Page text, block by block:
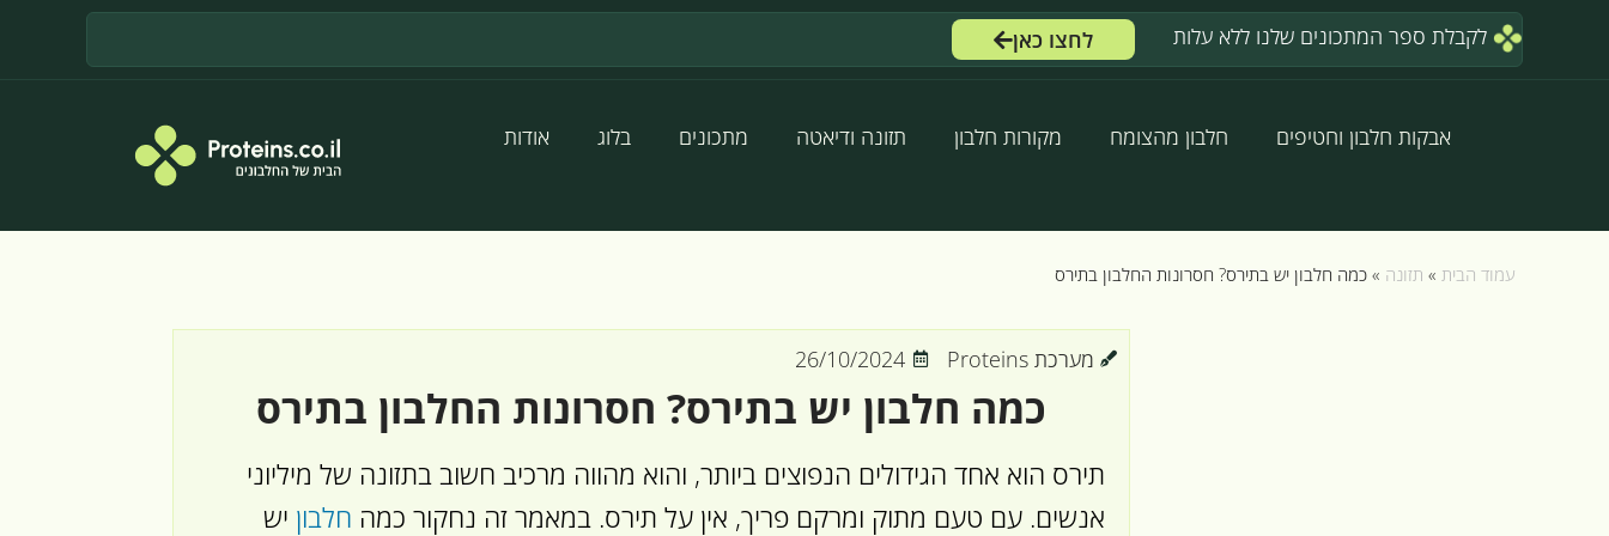
לקבלת ספר המתכונים שלנו ללא עלות לחצו כאן
אבקות חלבון וחטיפים חלבון מהצומח מקורות חלבון תזונה ודיאטה מתכונים בלוג אודות
עמוד הבית » תזונה » כמה חלבון יש בתירס? חסרונות החלבון בתירס
מערכת Proteins 26/10/2024
כמה חלבון יש בתירס? חסרונות החלבון בתירס
תירס הוא אחד הגידולים הנפוצים ביותר, והוא מהווה מרכיב חשוב בתזונה של מיליוני
אנשים. עם טעם מתוק ומרקם פריך, אין על תירס. במאמר זה נחקור כמה חלבון יש